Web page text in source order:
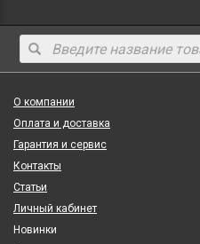
О компании
Оплата и доставка
Гарантия и сервис
Контакты
Статьи
Личный кабинет
Новинки